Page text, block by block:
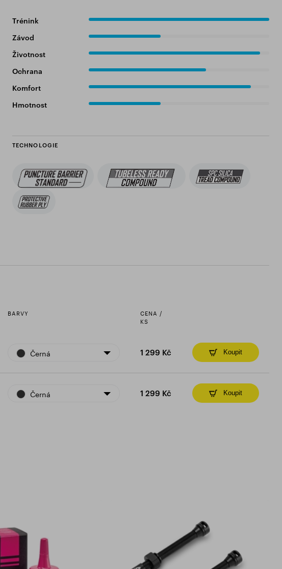
Trénink 100%
Závod 40%
Životnost 95%
Ochrana 65%
Komfort 90%
Hmotnost 40%
TECHNOLOGIE
BARVY
CENA /
KS
Černá 1 299 Kč Koupit
Černá 1 299 Kč Koupit